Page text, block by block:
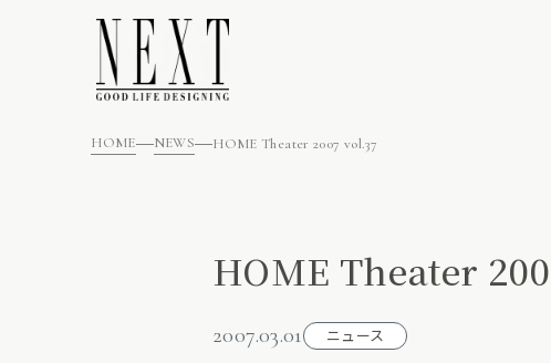
HOME NEWS HOME Theater 2007 vol.37
HOME Theater
2007.03.01 ニュース